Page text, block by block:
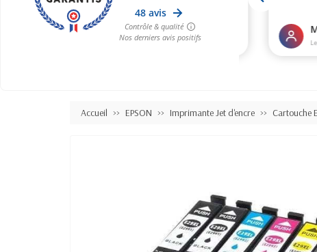
Accueil EPSON Imprimante Jet d'encre Cartouche